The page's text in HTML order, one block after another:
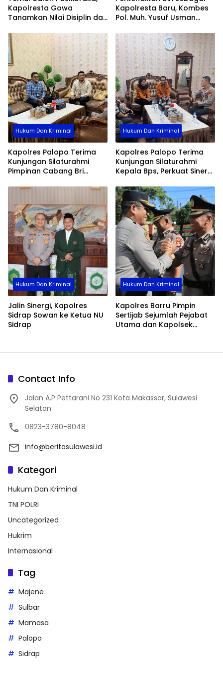
Kapolresta Gowa
Tanamkan Nilai Disiplin dan
Kapolresta Baru, Kombes
Pol. Muh. Yusuf Usman
dengan DPC Demokrat
Gowa
Hukum Dan Kriminal
Kapolres Palopo Terima
Kunjungan Silaturahmi
Pimpinan Cabang Bri
Hukum Dan Kriminal
Kapolres Palopo Terima
Kunjungan Silaturahmi
Kepala Bps, Perkuat Sinergi
Hukum Dan Kriminal
Jalin Sinergi, Kapolres
Sidrap Sowan ke Ketua NU
Sidrap
Hukum Dan Kriminal
Kapolres Barru Pimpin
Sertijab Sejumlah Pejabat
Utama dan Kapolsek
Contact Info
Jalan A.P Pettarani No 231 Kota Makassar, Sulawesi
Selatan
0823-3780-8048
info@beritasulawesi.id
Kategori
Hukum Dan Kriminal
TNI POLRI
Uncategorized
Hukrim
Internasional
Tag
Majene
Sulbar
Mamasa
Palopo
Sidrap